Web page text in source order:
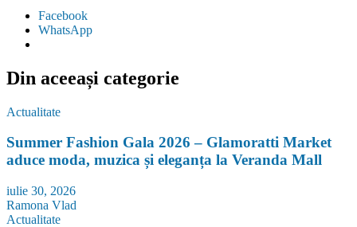
Facebook
WhatsApp
Din aceeași categorie
Actualitate
Summer Fashion Gala 2026 – Glamoratti Market
aduce moda, muzica și eleganța la Veranda Mall
iulie 30, 2026
Ramona Vlad
Actualitate